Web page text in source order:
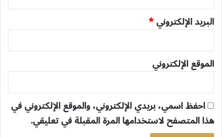
البريد الإلكتروني*
الموقع الإلكتروني
احفظ اسمي، بريدي الإلكتروني، والموقع الإلكتروني في
هذا المتصفح لاستخدامها المرة المقبلة في تعليقي.